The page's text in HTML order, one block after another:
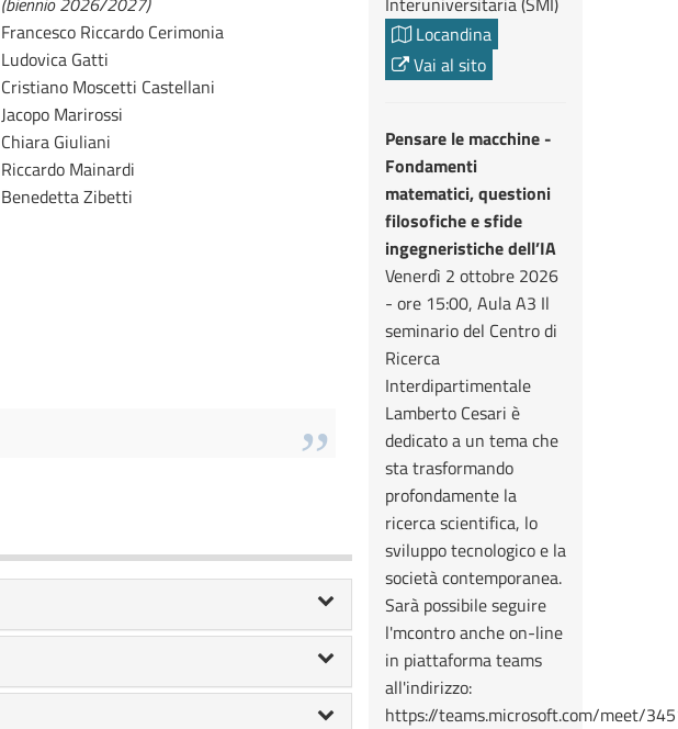
Francesco Riccardo Cerimonia
Ludovica Gatti
Cristiano Moscetti Castellani
Jacopo Marirossi
Chiara Giuliani
Riccardo Mainardi
Benedetta Zibetti
Locandina
Vai al sito
Pensare le macchine -
Fondamenti
matematici, questioni
filosofiche e sfide
ingegneristiche dell’IA
Venerdì 2 ottobre 2026
- ore 15:00, Aula A3 Il
seminario del Centro di
Ricerca
Interdipartimentale
Lamberto Cesari è
dedicato a un tema che
sta trasformando
profondamente la
ricerca scientifica, lo
sviluppo tecnologico e la
società contemporanea.
Sarà possibile seguire
l'mcontro anche on-line
in piattaforma teams
all'indirizzo:
https://teams.microsoft.com/meet/